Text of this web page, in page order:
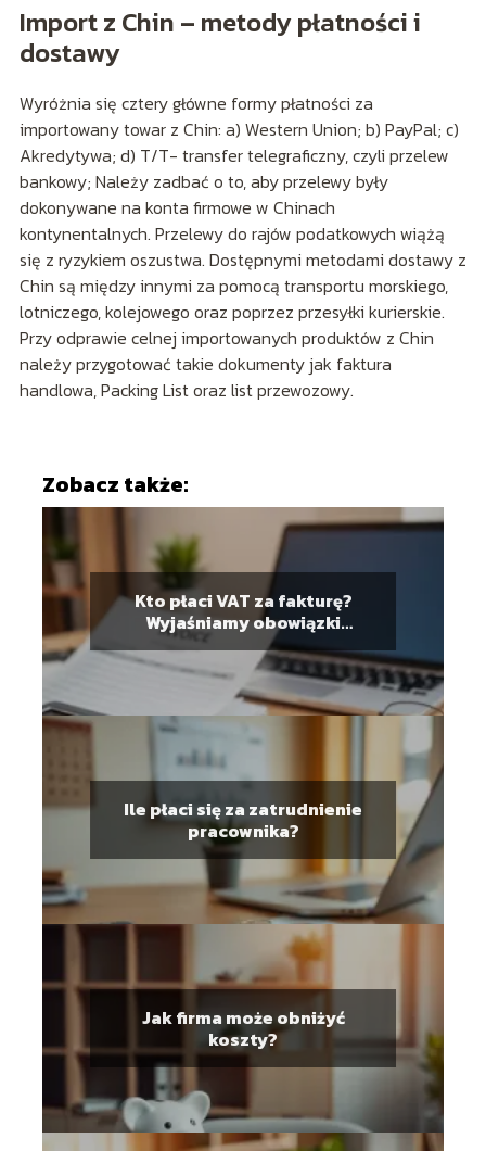
Import z Chin – metody płatności i
dostawy
Wyróżnia się cztery główne formy płatności za
importowany towar z Chin: a) Western Union; b) PayPal; c)
Akredytywa; d) T/T- transfer telegraficzny, czyli przelew
bankowy; Należy zadbać o to, aby przelewy były
dokonywane na konta firmowe w Chinach
kontynentalnych. Przelewy do rajów podatkowych wiążą
się z ryzykiem oszustwa. Dostępnymi metodami dostawy z
Chin są między innymi za pomocą transportu morskiego,
lotniczego, kolejowego oraz poprzez przesyłki kurierskie.
Przy odprawie celnej importowanych produktów z Chin
należy przygotować takie dokumenty jak faktura
handlowa, Packing List oraz list przewozowy.
Zobacz także:
Kto płaci VAT za fakturę?
Wyjaśniamy obowiązki
podatkowe
Ile płaci się za zatrudnienie
pracownika?
Jak firma może obniżyć
koszty?